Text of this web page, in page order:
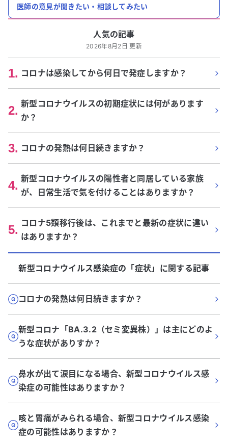
医師の意見が聞きたい・相談してみたい
人気の記事
2026年8月2日 更新
1. コロナは感染してから何日で発症しますか？
2. 新型コロナウイルスの初期症状には何があります
か？
3. コロナの発熱は何日続きますか？
4. 新型コロナウイルスの陽性者と同居している家族
が、日常生活で気を付けることはありますか？
5. コロナ5類移行後は、これまでと最新の症状に違い
はありますか？
新型コロナウイルス感染症の「症状」に関する記事
コロナの発熱は何日続きますか？
新型コロナ「BA.3.2（セミ変異株）」は主にどのよ
うな症状がありすか？
鼻水が出て涙目になる場合、新型コロナウイルス感
染症の可能性はありますか？
咳と胃痛がみられる場合、新型コロナウイルス感染
症の可能性はありますか？